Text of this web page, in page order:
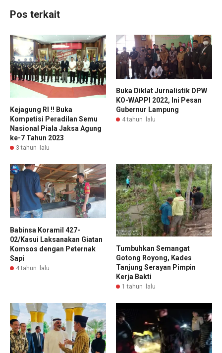
Pos terkait
Kejagung RI !! Buka
Kompetisi Peradilan Semu
Nasional Piala Jaksa Agung
ke-7 Tahun 2023
3 tahun lalu
Buka Diklat Jurnalistik DPW
KO-WAPPI 2022, Ini Pesan
Gubernur Lampung
4 tahun lalu
Babinsa Koramil 427-
02/Kasui Laksanakan Giatan
Komsos dengan Peternak
Sapi
4 tahun lalu
Tumbuhkan Semangat
Gotong Royong, Kades
Tanjung Serayan Pimpin
Kerja Bakti
1 tahun lalu